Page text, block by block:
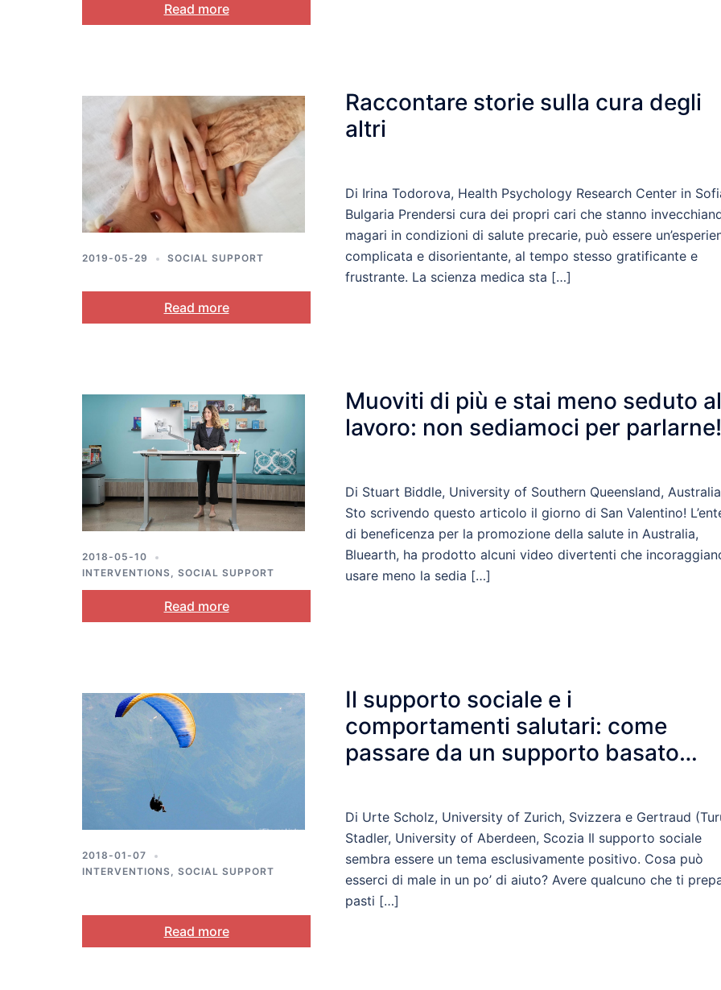
Read more
2019-05-29 SOCIAL SUPPORT
Raccontare storie sulla cura degli
altri
Di Irina Todorova, Health Psychology Research Center in
Bulgaria Prendersi cura dei propri cari che stanno
magari in condizioni di salute precarie, può essere
complicata e disorientante, al tempo stesso gratificante e
frustrante. La scienza medica sta […]
Read more
2018-05-10
INTERVENTIONS, SOCIAL SUPPORT
Muoviti di più e stai meno seduto al
lavoro: non sediamoci per parlarne!
Di Stuart Biddle, University of Southern Queensland, Australia
Sto scrivendo questo articolo il giorno di San Valentino!
di beneficenza per la promozione della salute in Australia,
Bluearth, ha prodotto alcuni video divertenti che
usare meno la sedia […]
Read more
2018-01-07
INTERVENTIONS, SOCIAL SUPPORT
Il supporto sociale e i
comportamenti salutari: come
passare da un supporto basato
esperto
Di Urte Scholz, University of Zurich, Svizzera e Gertraud
Stadler, University of Aberdeen, Scozia Il supporto sociale
sembra essere un tema esclusivamente positivo. Cosa può
esserci di male in un po’ di aiuto? Avere qualcuno che ti
pasti […]
Read more